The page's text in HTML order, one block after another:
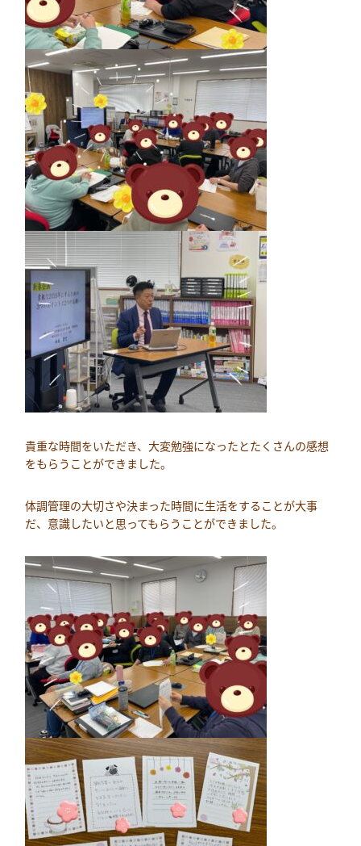
貴重な時間をいただき、大変勉強になったとたくさんの感想
をもらうことができました。
体調管理の大切さや決まった時間に生活をすることが大事
だ、意識したいと思ってもらうことができました。